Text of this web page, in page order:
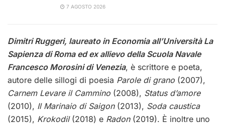
7 AGOSTO 2026
Dimitri Ruggeri, laureato in Economia all’Università La
Sapienza di Roma ed ex allievo della Scuola Navale
Francesco Morosini di Venezia, è scrittore e poeta,
autore delle sillogi di poesia Parole di grano (2007),
Carnem Levare il Cammino (2008), Status d’amore
(2010), Il Marinaio di Saigon(2013), Soda caustica
(2015), Krokodil(2018) e Radon(2019). È inoltre uno